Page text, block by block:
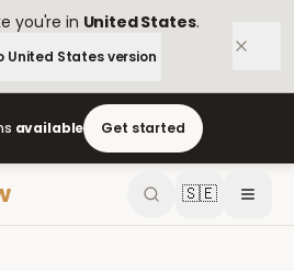
you're in United States.
United Statesversion
available Get started
🇸🇪